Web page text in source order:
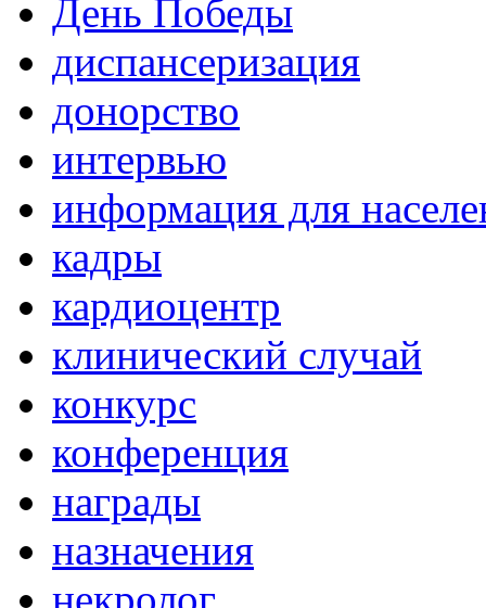
День Победы
диспансеризация
донорство
интервью
информация для
кадры
кардиоцентр
клинический случай
конкурс
конференция
награды
назначения
некролог